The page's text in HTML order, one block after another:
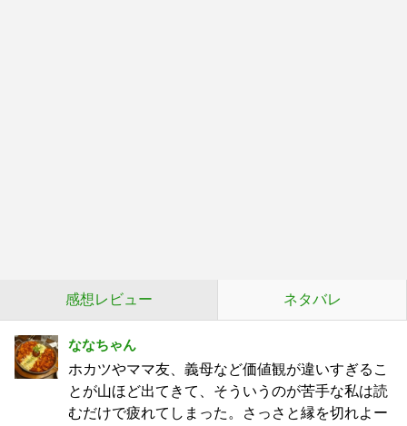
感想レビュー ネタバレ
ななちゃん
ホカツやママ友、義母など価値観が違いすぎるこ
とが山ほど出てきて、そういうのが苦手な私は読
むだけで疲れてしまった。さっさと縁を切れよー